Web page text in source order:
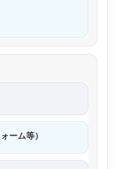
ーム等）